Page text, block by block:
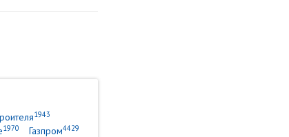
1943
1970 Газпром4429